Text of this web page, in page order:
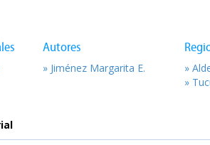
Autores
» Jiménez Margarita E.
»
»